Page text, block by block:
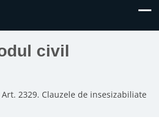
civil
Art. 2329. Clauzele de insesizabiliate